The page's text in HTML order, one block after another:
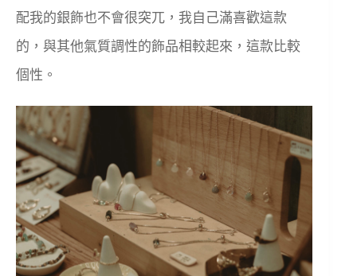
配我的銀飾也不會很突兀，我自己滿喜歡這款
的，與其他氣質調性的飾品相較起來，這款比較
個性。